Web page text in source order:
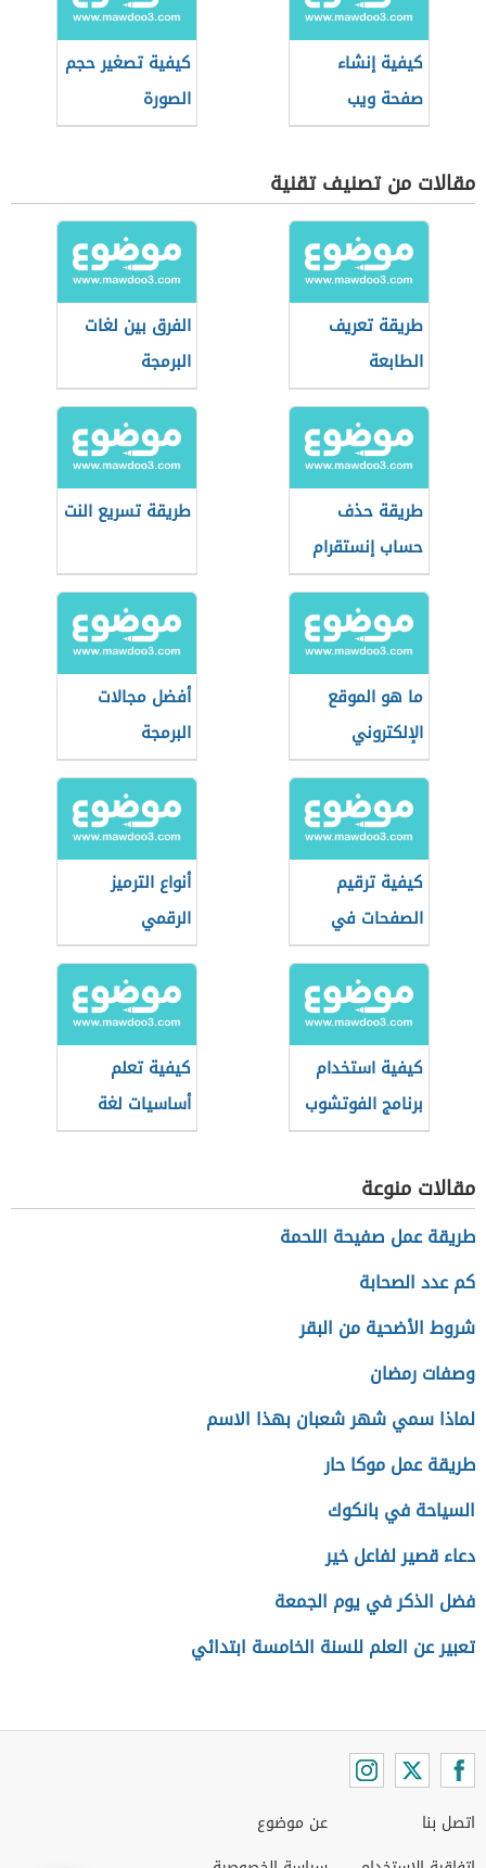
كيفية إنشاء
صفحة ويب
كيفية تصغير حجم
الصورة
مقالات من تصنيف تقنية
طريقة تعريف
الطابعة
الفرق بين لغات
البرمجة
طريقة حذف
حساب إنستقرام
طريقة تسريع النت
ما هو الموقع
الإلكتروني
أفضل مجالات
البرمجة
كيفية ترقيم
الصفحات في
الوورد
أنواع الترميز
الرقمي
كيفية استخدام
برنامج الفوتشوب
بالعربي
كيفية تعلم
أساسيات لغة
جافا
مقالات منوعة
طريقة عمل صفيحة اللحمة
كم عدد الصحابة
شروط الأضحية من البقر
وصفات رمضان
لماذا سمي شهر شعبان بهذا الاسم
طريقة عمل موكا حار
السياحة في بانكوك
دعاء قصير لفاعل خير
فضل الذكر في يوم الجمعة
تعبير عن العلم للسنة الخامسة ابتدائي
اتصل بنا
عن موضوع